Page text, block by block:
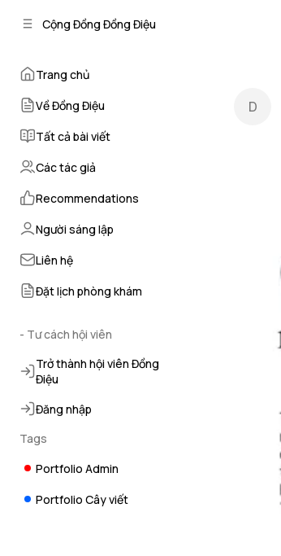
Cộng Đồng Đồng Điệu
Trang chủ
Về Đồng Điệu
Tất cả bài viết
Các tác giả
Recommendations
Người sáng lập
Liên hệ
Đặt lịch phòng khám
- Tư cách hội viên
Trở thành hội viên Đồng
Điệu
Đăng nhập
Tags
Portfolio Admin
Portfolio Cây viết